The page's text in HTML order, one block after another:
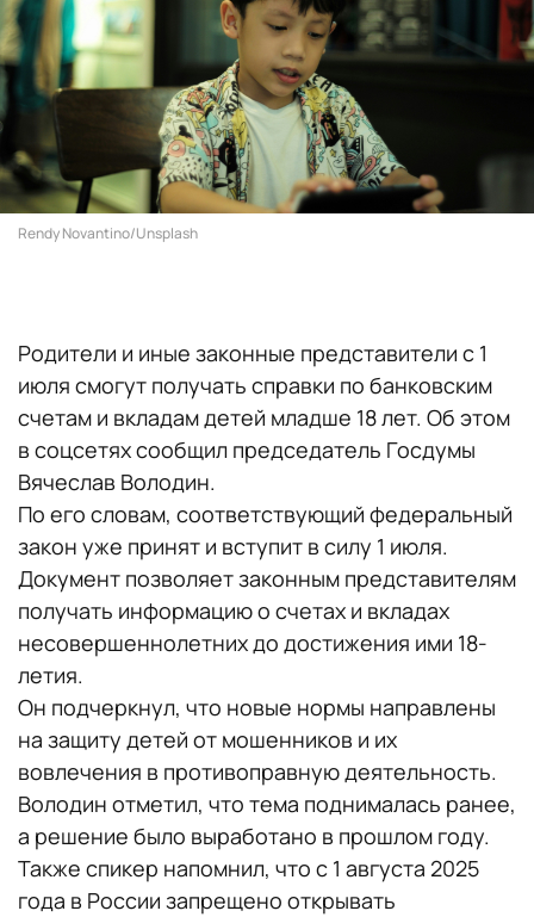
Rendy Novantino/Unsplash
Родители и иные законные представители с 1
июля смогут получать справки по банковским
счетам и вкладам детей младше 18 лет. Об этом
в соцсетях сообщил председатель Госдумы
Вячеслав Володин.
По его словам, соответствующий федеральный
закон уже принят и вступит в силу 1 июля.
Документ позволяет законным представителям
получать информацию о счетах и вкладах
несовершеннолетних до достижения ими 18-
летия.
Он подчеркнул, что новые нормы направлены
на защиту детей от мошенников и их
вовлечения в противоправную деятельность.
Володин отметил, что тема поднималась ранее,
а решение было выработано в прошлом году.
Также спикер напомнил, что с 1 августа 2025
года в России запрещено открывать